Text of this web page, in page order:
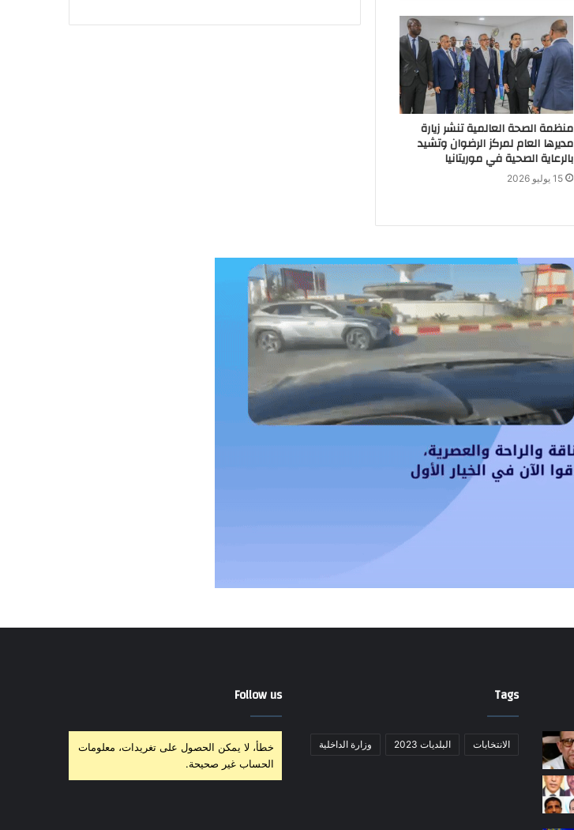
منظمة الصحة العالمية تنشر زيارة
مديرها العام لمركز الرضوان وتشيد
بالرعاية الصحية في موريتانيا
15 يوليو 2026
Tags
الانتخابات البلديات 2023 وزارة الداخلية
Follow us
خطأ، لا يمكن الحصول على تغريدات، معلومات
الحساب غير صحيحة.